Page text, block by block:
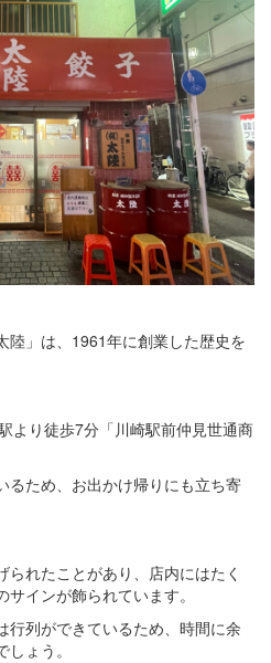
陸」は、1961年に創業した歴史を
より徒歩7分「川崎駅前仲見世通商
るため、お出かけ帰りにも立ち寄
れたことがあり、店内にはたく
インが飾られています。
行列ができているため、時間に余
ょう。